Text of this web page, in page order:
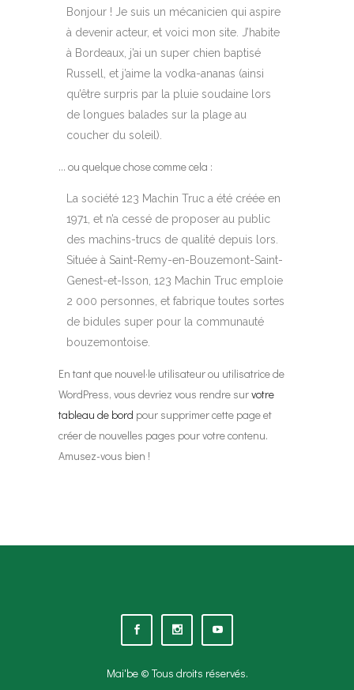
Bonjour ! Je suis un mécanicien qui aspire
à devenir acteur, et voici mon site. J’habite
à Bordeaux, j’ai un super chien baptisé
Russell, et j’aime la vodka-ananas (ainsi
qu’être surpris par la pluie soudaine lors
de longues balades sur la plage au
coucher du soleil).
… ou quelque chose comme cela :
La société 123 Machin Truc a été créée en
1971, et n’a cessé de proposer au public
des machins-trucs de qualité depuis lors.
Située à Saint-Remy-en-Bouzemont-Saint-
Genest-et-Isson, 123 Machin Truc emploie
2 000 personnes, et fabrique toutes sortes
de bidules super pour la communauté
bouzemontoise.
En tant que nouvel·le utilisateur ou utilisatrice de
WordPress, vous devriez vous rendre survotre
tableau de bord pour supprimer cette page et
créer de nouvelles pages pour votre contenu.
Amusez-vous bien !
Mai'be © Tous droits réservés.